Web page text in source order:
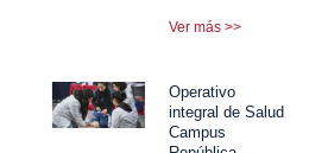
Ver más >>
Operativo
integral de Salud
Campus